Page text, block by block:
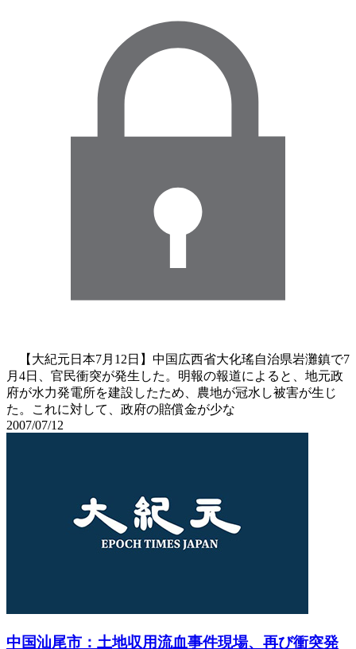
【大紀元日本7月12日】中国広西省大化瑤自治県岩灘鎮で7
月4日、官民衝突が発生した。明報の報道によると、地元政
府が水力発電所を建設したため、農地が冠水し被害が生じ
た。これに対して、政府の賠償金が少な
2007/07/12
中国汕尾市：土地収用流血事件現場、再び衝突発